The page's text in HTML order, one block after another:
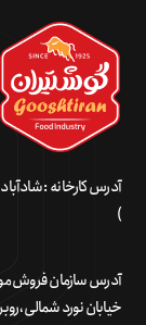
)
خیابان نورد شمالی،